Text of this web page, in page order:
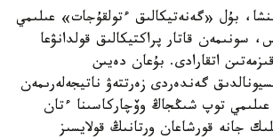
بۇل «گەنەتيكالىق ءتولقۇجات» عىلىمي
سونىمەن قاتار پراكتيكالىق قولدانۋعا
اتقارادى. بۇعان دەيىن
گەندەردى زەرتتەۋ ناتيجەلەرىمەن
عىلىمي توپ شىڭجاڭ وۆچاركاسىنا ءتان
جانە قورشاعان ورتانىڭ قولايسىز